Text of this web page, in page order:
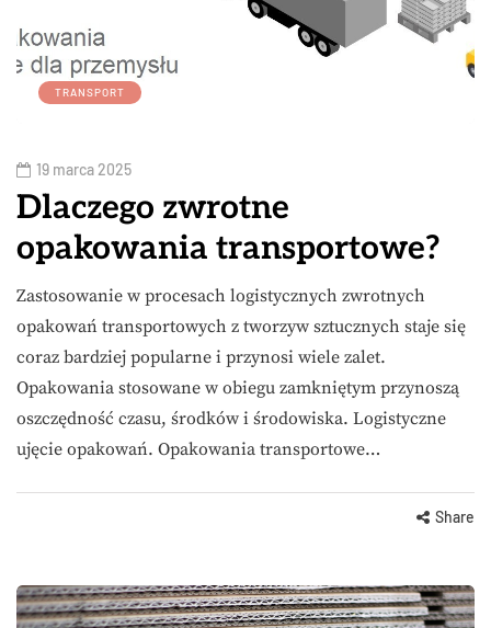
TRANSPORT
19 marca 2025
Dlaczego zwrotne
opakowania transportowe?
Zastosowanie w procesach logistycznych zwrotnych
opakowań transportowych z tworzyw sztucznych staje się
coraz bardziej popularne i przynosi wiele zalet.
Opakowania stosowane w obiegu zamkniętym przynoszą
oszczędność czasu, środków i środowiska. Logistyczne
ujęcie opakowań. Opakowania transportowe…
Share